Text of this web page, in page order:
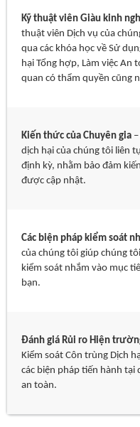
Kỹ thuật viên Giàu kinh
thuật viên Dịch vụ của
qua các khóa học về Sử
hại Tổng hợp, Làm việc An
quan có thẩm quyền cũng
Kiến thức của Chuyên gia
dịch hại của chúng tôi liên
định kỳ, nhằm bảo đảm
được cập nhật.
Các biện pháp kiểm soát
của chúng tôi giúp chúng
kiểm soát nhắm vào mục
bạn.
Đánh giá Rủi ro Hiện
Kiểm soát Côn trùng Dịch
các biện pháp tiến hành tại
an toàn.